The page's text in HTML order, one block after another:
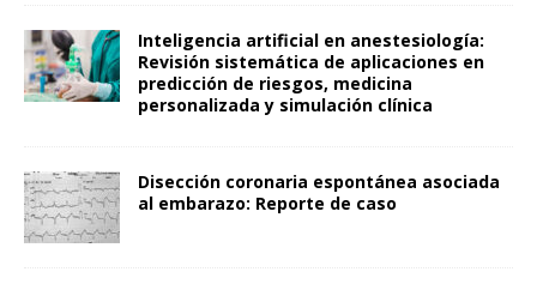
Inteligencia artificial en anestesiología:
Revisión sistemática de aplicaciones en
predicción de riesgos, medicina
personalizada y simulación clínica
Disección coronaria espontánea asociada
al embarazo: Reporte de caso